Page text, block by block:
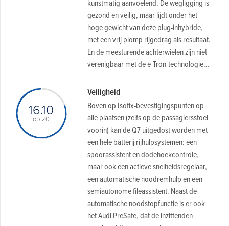
kunstmatig aanvoelend. De wegligging is
gezond en veilig, maar lijdt onder het
hoge gewicht van deze plug-inhybride,
met een vrij plomp rijgedrag als resultaat.
En de meesturende achterwielen zijn niet
verenigbaar met de e-Tron-technologie…
16.10
op 20
Veiligheid
Boven op Isofix-bevestigingspunten op
alle plaatsen (zelfs op de passagiersstoel
voorin) kan de Q7 uitgedost worden met
een hele batterij rijhulpsystemen: een
spoorassistent en dodehoekcontrole,
maar ook een actieve snelheidsregelaar,
een automatische noodremhulp en een
semiautonome fileassistent. Naast de
automatische noodstopfunctie is er ook
het Audi PreSafe, dat de inzittenden